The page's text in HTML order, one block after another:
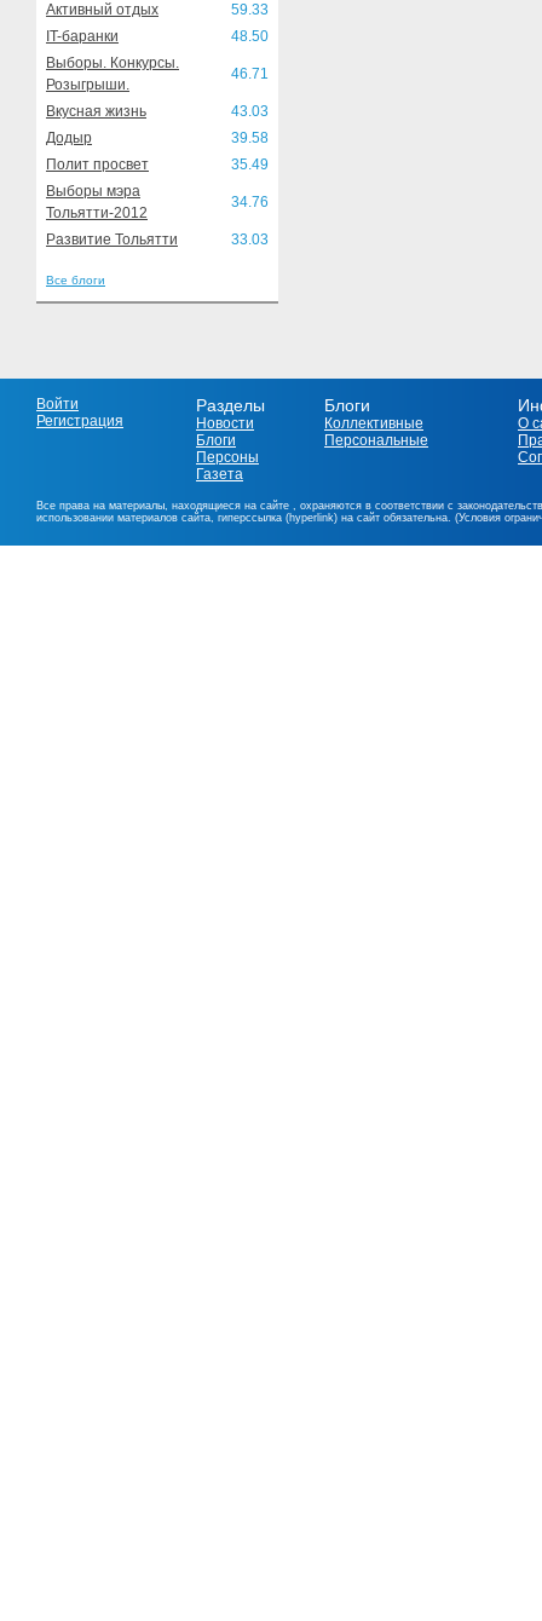
Активный отдых
59.33
IT-баранки
48.50
Выборы. Конкурсы.
Розыгрыши.
46.71
Вкусная жизнь
43.03
Додыр
39.58
Полит просвет
35.49
Выборы мэра
Тольятти-2012
34.76
Развитие Тольятти 33.03
Все блоги
Войти
Регистрация
Разделы
Новости
Блоги
Персоны
Газета
Блоги
Коллективные
Персональные
О
Все права на материалы, находящиеся на сайте , охраняются в соответствии с
использовании материалов сайта, гиперссылка (hyperlink) на сайт обязательна. (Условия